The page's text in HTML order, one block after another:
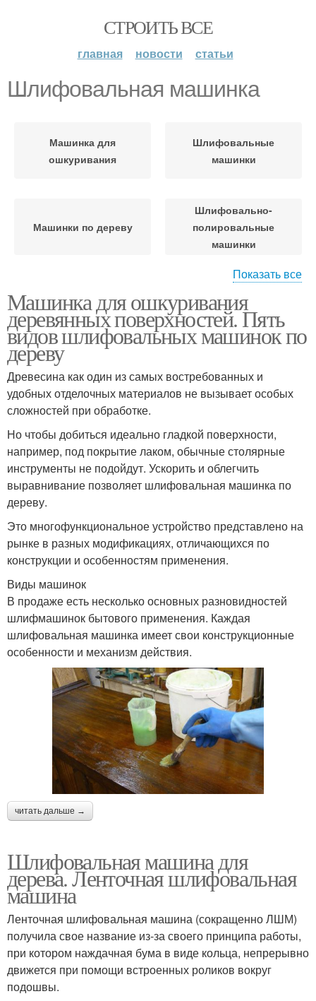
СТРОИТЬ ВСЕ
главная новости статьи
Шлифовальная машинка
Машинка для
ошкуривания
Шлифовальные
машинки
Машинки по дереву
Шлифовально-
полировальные
машинки
машины
Машинка по дереву
Показать все
Машинка для ошкуривания
деревянных поверхностей. Пять
видов шлифовальных машинок по
дереву
Древесина как один из самых востребованных и
удобных отделочных материалов не вызывает особых
сложностей при обработке.
Но чтобы добиться идеально гладкой поверхности,
например, под покрытие лаком, обычные столярные
инструменты не подойдут. Ускорить и облегчить
выравнивание позволяет шлифовальная машинка по
дереву.
Это многофункциональное устройство представлено на
рынке в разных модификациях, отличающихся по
конструкции и особенностям применения.
Виды машинок
В продаже есть несколько основных разновидностей
шлифмашинок бытового применения. Каждая
шлифовальная машинка имеет свои конструкционные
особенности и механизм действия.
читать дальше →
Шлифовальная машина для
дерева. Ленточная шлифовальная
машина
Ленточная шлифовальная машина (сокращенно ЛШМ)
получила свое название из-за своего принципа работы,
при котором наждачная бума в виде кольца, непрерывно
движется при помощи встроенных роликов вокруг
подошвы.